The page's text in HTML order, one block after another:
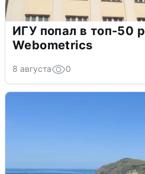
ИГУ попал в топ-50
Webometrics
8 августа 0